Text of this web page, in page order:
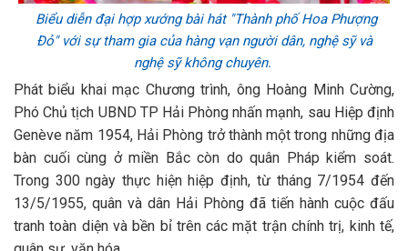
Biểu diễn đại hợp xướng bài hát "Thành phố Hoa Phượng
Đỏ" với sự tham gia của hàng vạn người dân, nghệ sỹ và
nghệ sỹ không chuyên.
Phát biểu khai mạc Chương trình, ông Hoàng Minh Cường,
Phó Chủ tịch UBND TP Hải Phòng nhấn mạnh, sau Hiệp định
Genève năm 1954, Hải Phòng trở thành một trong những địa
bàn cuối cùng ở miền Bắc còn do quân Pháp kiểm soát.
Trong 300 ngày thực hiện hiệp định, từ tháng 7/1954 đến
13/5/1955, quân và dân Hải Phòng đã tiến hành cuộc đấu
tranh toàn diện và bền bỉ trên các mặt trận chính trị, kinh tế,